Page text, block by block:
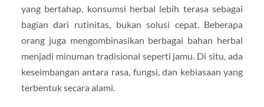
yang bertahap, konsumsi herbal lebih terasa sebagai
bagian dari rutinitas, bukan solusi cepat. Beberapa
orang juga mengombinasikan berbagai bahan herbal
menjadi minuman tradisional seperti jamu. Di situ, ada
keseimbangan antara rasa, fungsi, dan kebiasaan yang
terbentuk secara alami.